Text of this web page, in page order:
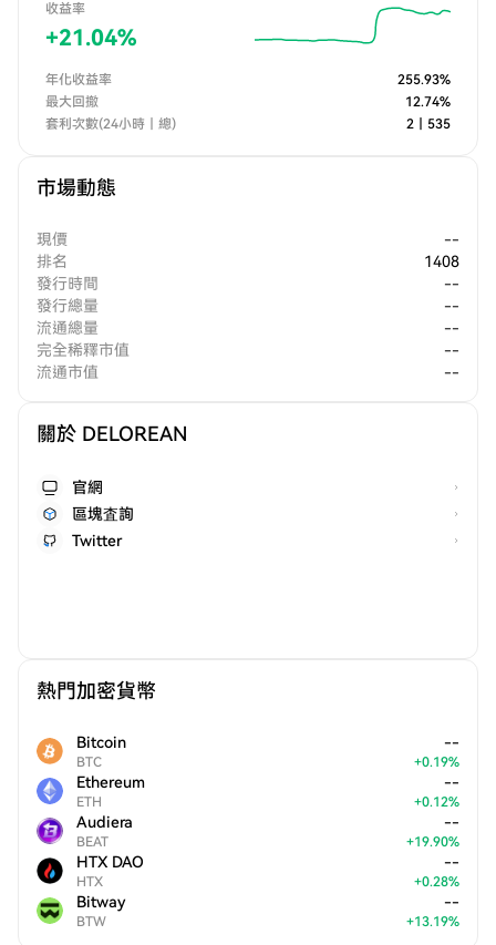
收益率
+21.04%
年化收益率 255.93%
最大回撤
12.74%
套利次數(24小時｜總)
2 535
市場動態
現價
--
排名
1408
發行時間
--
發行總量
--
流通總量
--
完全稀釋市值
--
流通市值
--
關於 DELOREAN
官網
區塊査詢
Twitter
熱門加密貨幣
Bitcoin
BTC
--
+0.19%
Ethereum
ETH
--
+0.12%
Audiera
BEAT
--
+19.90%
HTX DAO
HTX
--
+0.28%
Bitway
BTW
--
+13.19%